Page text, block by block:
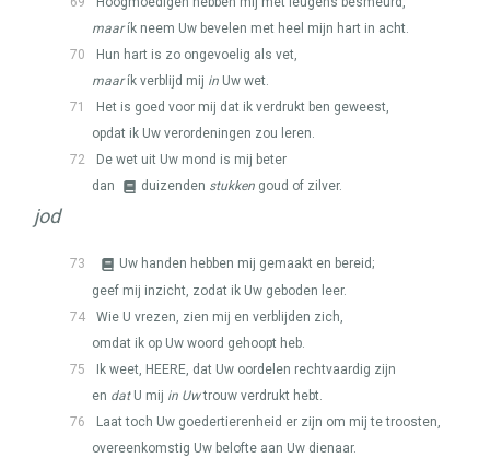
maarík neem Uw bevelen met heel mijn hart in acht.
70
Hun hart is zo ongevoelig als vet,
maarík verblijd mij in Uw wet.
71
Het is goed voor mij dat ik verdrukt ben geweest,
opdat ik Uw verordeningen zou leren.
72
De wet uit Uw mond is mij beter
dan
duizenden stukken goud of zilver.
jod
73
Uw handen hebben mij gemaakt en bereid;
geef mij inzicht, zodat ik Uw geboden leer.
74
Wie U vrezen, zien mij en verblijden zich,
omdat ik op Uw woord gehoopt heb.
75
Ik weet, HEERE, dat Uw oordelen rechtvaardig zijn
en datU mij in Uwtrouw verdrukt hebt.
76
Laat toch Uw goedertierenheid er zijn om mij te troosten,
overeenkomstig Uw belofte aan Uw dienaar.